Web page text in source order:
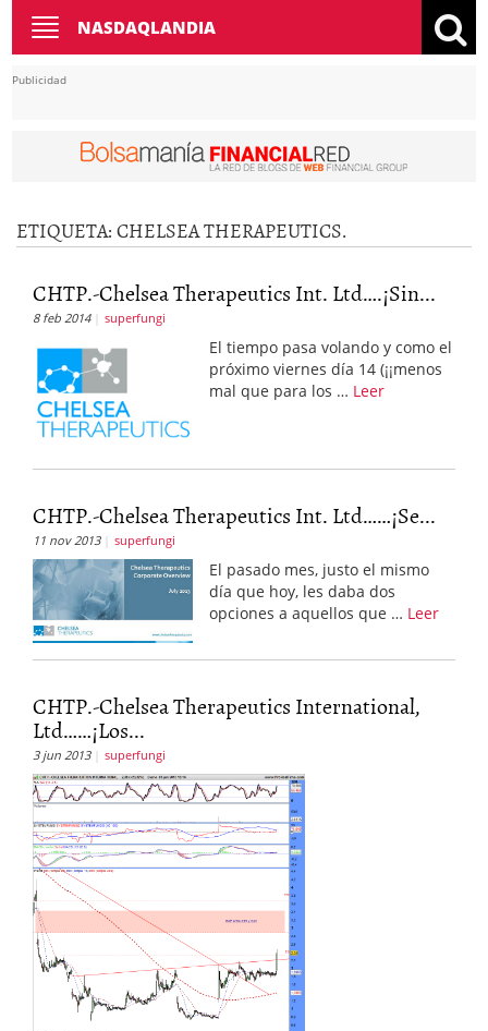
Toggle
navigation
NASDAQLANDIA
Publicidad
ETIQUETA: CHELSEA THERAPEUTICS.
CHTP.-Chelsea Therapeutics Int. Ltd….¡Sin...
8 feb 2014 superfungi
El tiempo pasa volando y como el
próximo viernes día 14 (¡¡menos
mal que para los … Leer
CHTP.-Chelsea Therapeutics Int. Ltd……¡Se...
11 nov 2013 superfungi
El pasado mes, justo el mismo
día que hoy, les daba dos
opciones a aquellos que … Leer
CHTP.-Chelsea Therapeutics International,
Ltd……¡Los...
3 jun 2013 superfungi